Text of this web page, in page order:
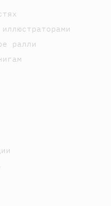
ралли